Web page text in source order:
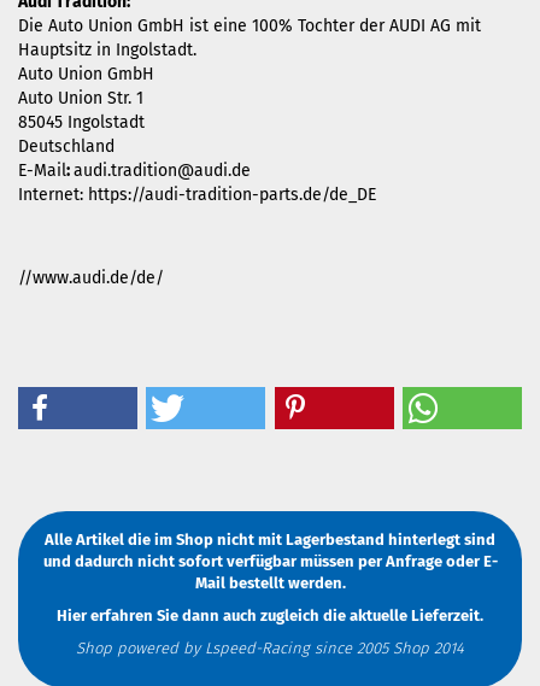
Die Auto Union GmbH ist eine 100% Tochter der AUDI AG mit
Hauptsitz in Ingolstadt.
Auto Union GmbH
Auto Union Str. 1
85045 Ingolstadt
Deutschland
E-Mail:audi.tradition@audi.de
Internet: https://audi-tradition-parts.de/de_DE
//www.audi.de/de/
Alle Artikel die im Shop nicht mit Lagerbestand hinterlegt sind
und dadurch nicht sofort verfügbar müssen per AnfrageoderE-
Mailbestellt werden.
Hier erfahren Sie dann auch zugleich die aktuelle Lieferzeit.
Shop powered by Lspeed-Racing since 2005 Shop 2014